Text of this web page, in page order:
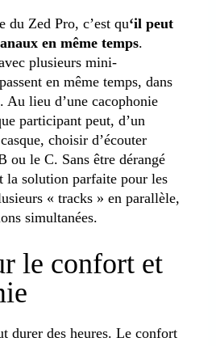
du Zed Pro, c’est qu‘il peut
en même temps.
plusieurs mini-
en même temps, dans
. Au lieu d’une cacophonie
participant peut, d’un
choisir d’écouter
ou le C. Sans être dérangé
la solution parfaite pour les
« tracks » en parallèle,
simultanées.
le confort et
durer des heures. Le confort